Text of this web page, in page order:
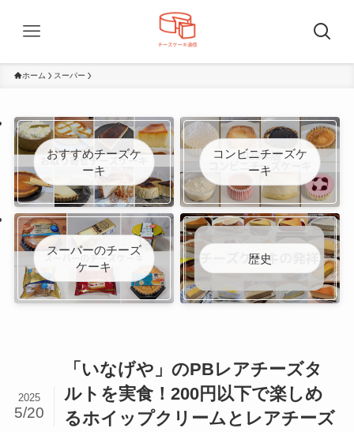
ホーム スーパー
おすすめチーズケ
ーキ
コンビニチーズケ
ーキ
スーパーのチーズ
ケーキ
歴史
「いなげや」のPBレアチーズタ
ルトを実食！200円以下で楽しめ
るホイップクリームとレアチーズ
2025
5/20